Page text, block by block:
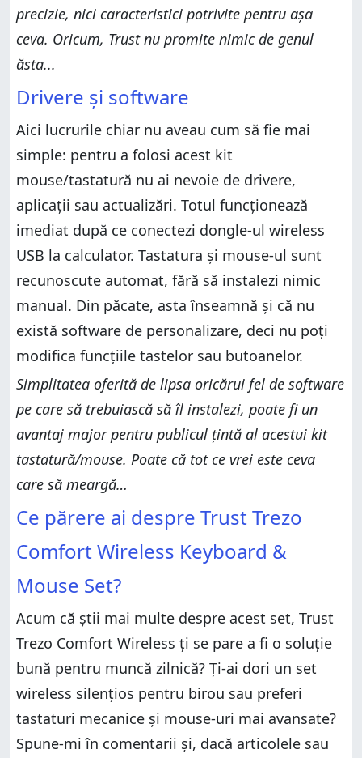
precizie, nici caracteristici potrivite pentru așa
ceva. Oricum, Trust nu promite nimic de genul
ăsta...
Drivere și software
Aici lucrurile chiar nu aveau cum să fie mai
simple: pentru a folosi acest kit
mouse/tastatură nu ai nevoie de drivere,
aplicații sau actualizări. Totul funcționează
imediat după ce conectezi dongle-ul wireless
USB la calculator. Tastatura și mouse-ul sunt
recunoscute automat, fără să instalezi nimic
manual. Din păcate, asta înseamnă și că nu
există software de personalizare, deci nu poți
modifica funcțiile tastelor sau butoanelor.
Simplitatea oferită de lipsa oricărui fel de software
pe care să trebuiască să îl instalezi, poate fi un
avantaj major pentru publicul țintă al acestui kit
tastatură/mouse. Poate că tot ce vrei este ceva
care să meargă…
Ce părere ai despre Trust Trezo
Comfort Wireless Keyboard &
Mouse Set?
Acum că știi mai multe despre acest set, Trust
Trezo Comfort Wireless ți se pare a fi o soluție
bună pentru muncă zilnică? Ți-ai dori un set
wireless silențios pentru birou sau preferi
tastaturi mecanice și mouse-uri mai avansate?
Spune-mi în comentarii și, dacă articolele sau